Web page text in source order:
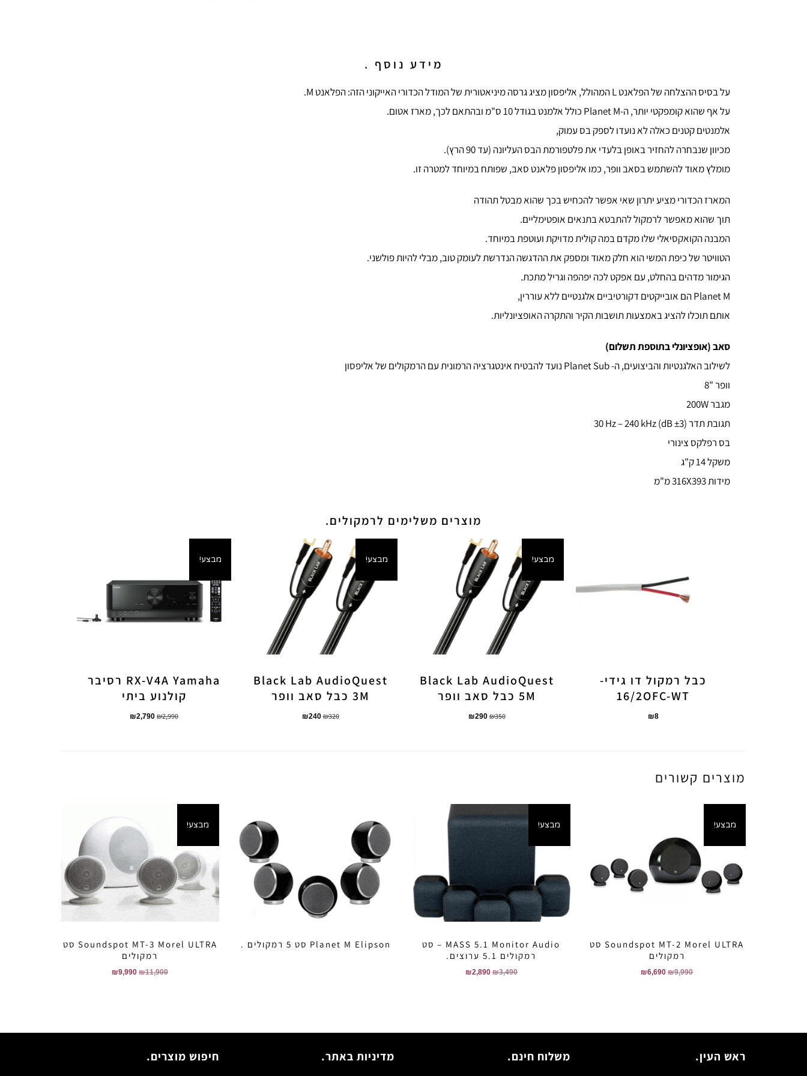
מידע נוסף .
על בסיס ההצלחה של הפלאנט L המהולל, אליפסון מציג גרסה מיניאטורית של המודל הכדורי האייקוני הזה: הפלאנט M.
על אף שהוא קומפקטי יותר, ה-Planet M כולל אלמנט בגודל 10 ס"מ ובהתאם לכך, מארז אטום.
אלמנטים קטנים כאלה לא נועדו לספק בס עמוק,
מכיוון שנבחרה להחזיר באופן בלעדי את פלטפורמת הבס העליונה (עד 90 הרץ).
מומלץ מאוד להשתמש בסאב וופר, כמו אליפסון פלאנט סאב, שפותח במיוחד למטרה זו.
המארז הכדורי מציע יתרון שאי אפשר להכחיש בכך שהוא מבטל תהודה
תוך שהוא מאפשר לרמקול להתבטא בתנאים אופטימליים.
המבנה הקואקסיאלי שלו מקדם במה קולית מדויקת ועוטפת במיוחד.
הטוויטר של כיפת המשי הוא חלק מאוד ומספק את ההדגשה הנדרשת לעומק טוב, מבלי להיות פולשני.
הגימור מדהים בהחלט, עם אפקט לכה יפהפה וגריל מתכת.
Planet M הם אובייקטים דקורטיביים אלגנטיים ללא עוררין,
אותם תוכלו להציג באמצעות תושבות הקיר והתקרה האופציונליות.
סאב (אופציונלי בתוספת תשלום)
לשילוב האלגנטיות והביצועים, ה- Planet Sub נועד להבטיח אינטגרציה הרמונית עם הרמקולים של אליפסון
וופר "8
מגבר 200W
תגובת תדר (±3 dB) 30 Hz – 240 kHz
בס רפלקס צינורי
משקל 14 ק"ג
מידות 316X393 מ"מ
מוצרים משלימים לרמקולים.
כבל רמקול דו גידי-
16/2OFC-WT
₪8
מבצע!
Black Lab AudioQuest
5M כבל סאב וופר
₪350
₪290
מבצע!
Black Lab AudioQuest
3M כבל סאב וופר
₪320
₪240
מבצע!
RX-V4A Yamaha רסיבר
קולנוע ביתי
₪2,990
₪2,790
מוצרים קשורים
מבצע!
Soundspot MT-2 Morel ULTRA סט
רמקולים
₪9,990
₪6,690
מבצע!
MASS 5.1 Monitor Audio – סט
רמקולים 5.1 ערוצים.
₪3,490
₪2,890
Planet M Elipson סט 5 רמקולים .
מבצע!
Soundspot MT-3 Morel ULTRA סט
רמקולים
₪11,900
₪9,990
ראש העין. משלוח חינם. מדיניות באתר. חיפוש מוצרים.